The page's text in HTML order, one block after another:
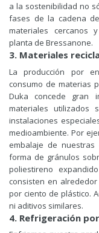
a la sostenibilidad no
fases de la cadena
materiales cercanos
planta de Bressanone.
3. Materiales
La producción por
consumo de materias
Duka concede gran
materiales utilizados
instalaciones
medioambiente. Por
embalaje de
forma de gránulos
poliestireno
consisten en
por ciento de plástico.
ni aditivos similares.
4. Refrigeración